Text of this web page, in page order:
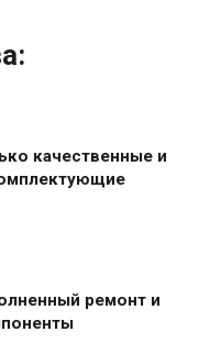
качественные и
ремонт и